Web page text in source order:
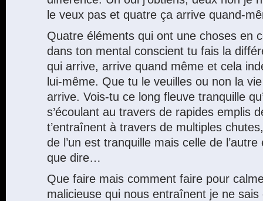
le veux pas et quatre ça arrive quand-
Quatre éléments qui ont une choses en
dans ton mental conscient tu fais la
qui arrive, arrive quand même et cela
lui-même. Que tu le veuilles ou non la
arrive. Vois-tu ce long fleuve tranquille
s’écoulant au travers de rapides emplis
t’entraînent à travers de multiples
de l’un est tranquille mais celle de l’autre
que dire…
Que faire mais comment faire pour
malicieuse qui nous entraînent je ne